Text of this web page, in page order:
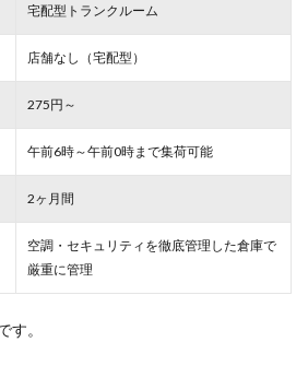
宅配型トランクルーム
店舗なし（宅配型）
275円～
午前6時～午前0時まで集荷可能
2ヶ月間
空調・セキュリティを徹底管理した倉庫で
厳重に管理
す。